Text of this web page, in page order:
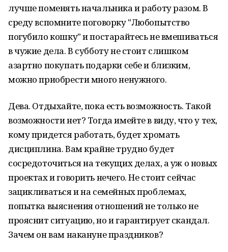
лучше поменять начальника и работу разом. В
среду вспомните поговорку "Любопытство
погубило кошку" и постарайтесь не вмешиваться
в чужие дела. В субботу не стоит слишком
азартно покупать подарки себе и близким,
можно приобрести много ненужного.
Дева. Отдыхайте, пока есть возможность. Такой
возможности нет? Тогда имейте в виду, что у тех,
кому придется работать, будет хромать
дисциплина. Вам крайне трудно будет
сосредоточиться на текущих делах, а уж о новых
проектах и говорить нечего. Не стоит сейчас
зацикливаться и на семейных проблемах,
попытка выяснения отношений не только не
прояснит ситуацию, но и гарантирует скандал.
Зачем он вам накануне праздников?